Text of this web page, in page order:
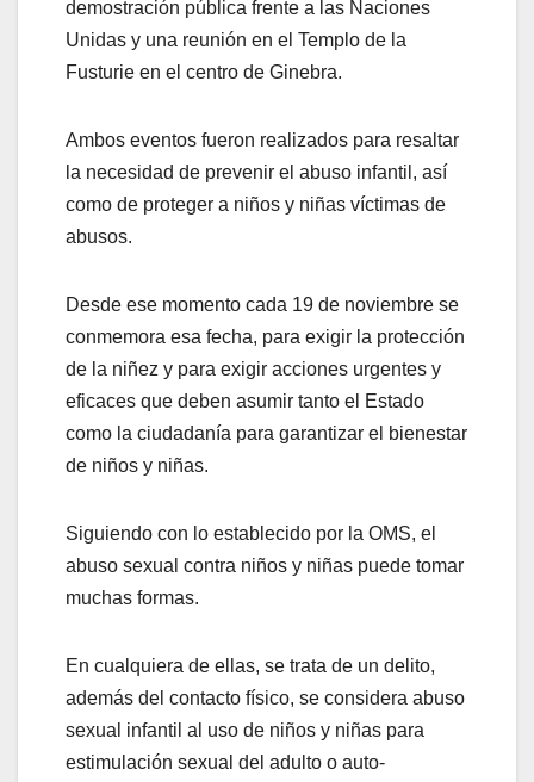
demostración pública frente a las Naciones
Unidas y una reunión en el Templo de la
Fusturie en el centro de Ginebra.
Ambos eventos fueron realizados para resaltar
la necesidad de prevenir el abuso infantil, así
como de proteger a niños y niñas víctimas de
abusos.
Desde ese momento cada 19 de noviembre se
conmemora esa fecha, para exigir la protección
de la niñez y para exigir acciones urgentes y
eficaces que deben asumir tanto el Estado
como la ciudadanía para garantizar el bienestar
de niños y niñas.
Siguiendo con lo establecido por la OMS, el
abuso sexual contra niños y niñas puede tomar
muchas formas.
En cualquiera de ellas, se trata de un delito,
además del contacto físico, se considera abuso
sexual infantil al uso de niños y niñas para
estimulación sexual del adulto o auto-